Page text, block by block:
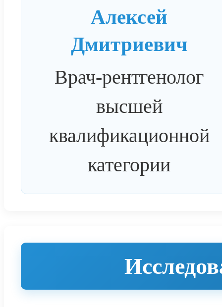
Алексей
Дмитриевич
Врач-рентгенолог
высшей
квалификационной
категории